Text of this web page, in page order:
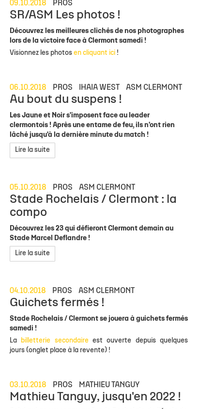
09.10.2018 PROS
SR/ASM Les photos !
Découvrez les meilleures clichés de nos photographes
lors de la victoire face à Clermont samedi !
Visionnez les photos en cliquant ici !
06.10.2018 PROS IHAIA WEST ASM CLERMONT
Au bout du suspens !
Les Jaune et Noir s'imposent face au leader
clermontois ! Après une entame de feu, ils n'ont rien
lâché jusqu'à la dernière minute du match !
Lire la suite
05.10.2018 PROS ASM CLERMONT
Stade Rochelais / Clermont : la
compo
Découvrez les 23 qui défieront Clermont demain au
Stade Marcel Deflandre !
Lire la suite
04.10.2018 PROS ASM CLERMONT
Guichets fermés !
Stade Rochelais / Clermont se jouera à guichets fermés
samedi !
La
billetterie secondaire est ouverte depuis quelques
jours (onglet place à la revente) !
03.10.2018 PROS MATHIEU TANGUY
Mathieu Tanguy, jusqu'en 2022 !